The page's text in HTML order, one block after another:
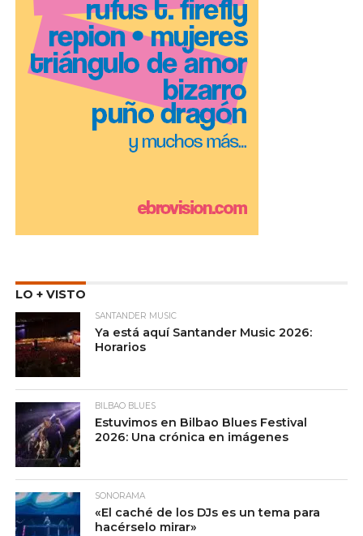
LO + VISTO
SANTANDER MUSIC
Ya está aquí Santander Music 2026:
Horarios
BILBAO BLUES
Estuvimos en Bilbao Blues Festival
2026: Una crónica en imágenes
SONORAMA
«El caché de los DJs es un tema para
hacérselo mirar»